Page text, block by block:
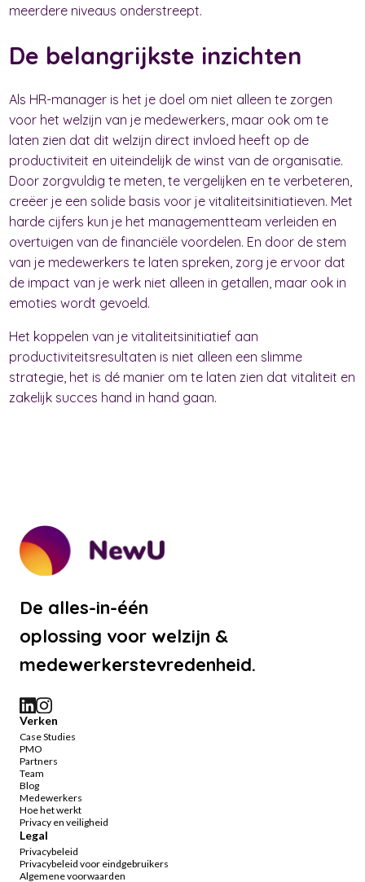
meerdere niveaus onderstreept.
De belangrijkste inzichten
Als HR-manager is het je doel om niet alleen te zorgen
voor het welzijn van je medewerkers, maar ook om te
laten zien dat dit welzijn direct invloed heeft op de
productiviteit en uiteindelijk de winst van de organisatie.
Door zorgvuldig te meten, te vergelijken en te verbeteren,
creëer je een solide basis voor je vitaliteitsinitiatieven. Met
harde cijfers kun je het managementteam verleiden en
overtuigen van de financiële voordelen. En door de stem
van je medewerkers te laten spreken, zorg je ervoor dat
de impact van je werk niet alleen in getallen, maar ook in
emoties wordt gevoeld.
Het koppelen van je vitaliteitsinitiatief aan
productiviteitsresultaten is niet alleen een slimme
strategie, het is dé manier om te laten zien dat vitaliteit en
zakelijk succes hand in hand gaan.
De alles-in-één
oplossing voor welzijn &
medewerkerstevredenheid.
Verken
Case Studies
PMO
Partners
Team
Blog
Medewerkers
Hoe het werkt
Privacy en veiligheid
Legal
Privacybeleid
Privacybeleid voor eindgebruikers
Algemene voorwaarden